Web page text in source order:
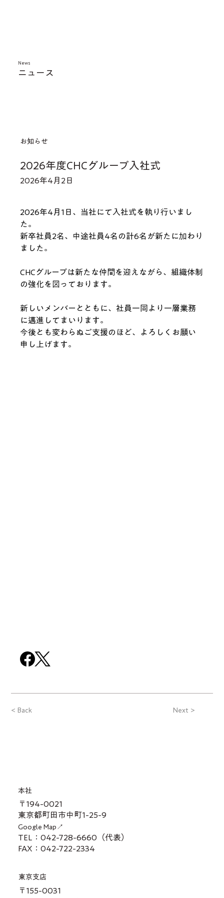
​ニュース
News
お知らせ
2026年度CHCグループ入社式
2026年4月2日
2026年4月1日、当社にて入社式を執り行いまし
た。
新卒社員2名、中途社員4名の計6名が新たに加わり
ました。
CHCグループは新たな仲間を迎えながら、組織体制
の強化を図っております。
新しいメンバーとともに、社員一同より一層業務
に邁進してまいります。
今後とも変わらぬご支援のほど、よろしくお願い
申し上げます。
< Back Next >
本社
〒194-0021
東京都町田市中町1-25-9
Google Map↗
TEL：042-728-6660（代表）
FAX：042-722-2334
東京支店
〒155-0031